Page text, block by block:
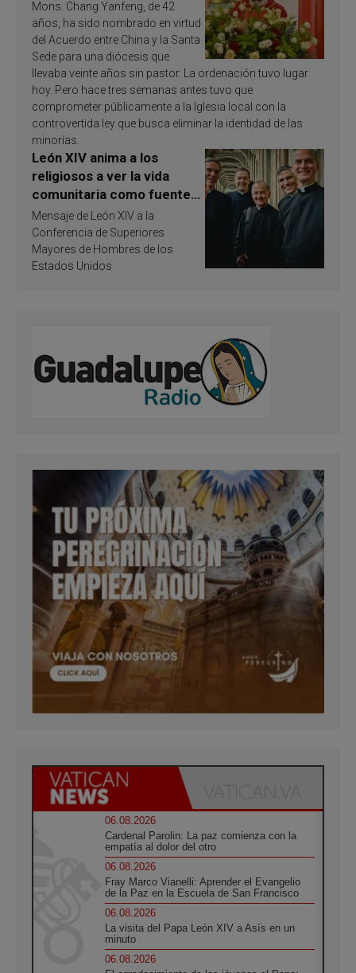
Mons. Chang Yanfeng, de 42
años, ha sido nombrado en virtud
del Acuerdo entre China y la Santa
Sede para una diócesis que
llevaba veinte años sin pastor. La ordenación tuvo lugar
hoy. Pero hace tres semanas antes tuvo que
comprometer públicamente a la Iglesia local con la
controvertida ley que busca eliminar la identidad de las
minorías.
León XIV anima a los
religiosos a ver la vida
comunitaria como fuente
de inspiración y
santificación
Mensaje de León XIV a la
Conferencia de Superiores
Mayores de Hombres de los
Estados Unidos
06.08.2026
Cardenal Parolin: La paz comienza con la
empatía al dolor del otro
06.08.2026
Fray Marco Vianelli: Aprender el Evangelio
de la Paz en la Escuela de San Francisco
06.08.2026
La visita del Papa León XIV a Asís en un
minuto
06.08.2026